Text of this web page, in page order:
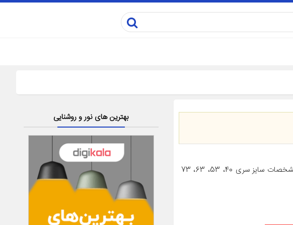
مشخصات کالاDelgan W02-000001 Brush 4 packs مشخصات سایز سری 40، 53، 63، 73
بهترین های نور و روشنایی